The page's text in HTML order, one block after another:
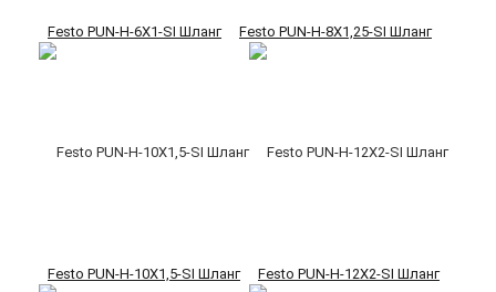
Festo PUN-H-6X1-SI Шланг Festo PUN-H-8X1,25-SI Шланг
Festo PUN-H-10X1,5-SI Шланг Festo PUN-H-12X2-SI Шланг